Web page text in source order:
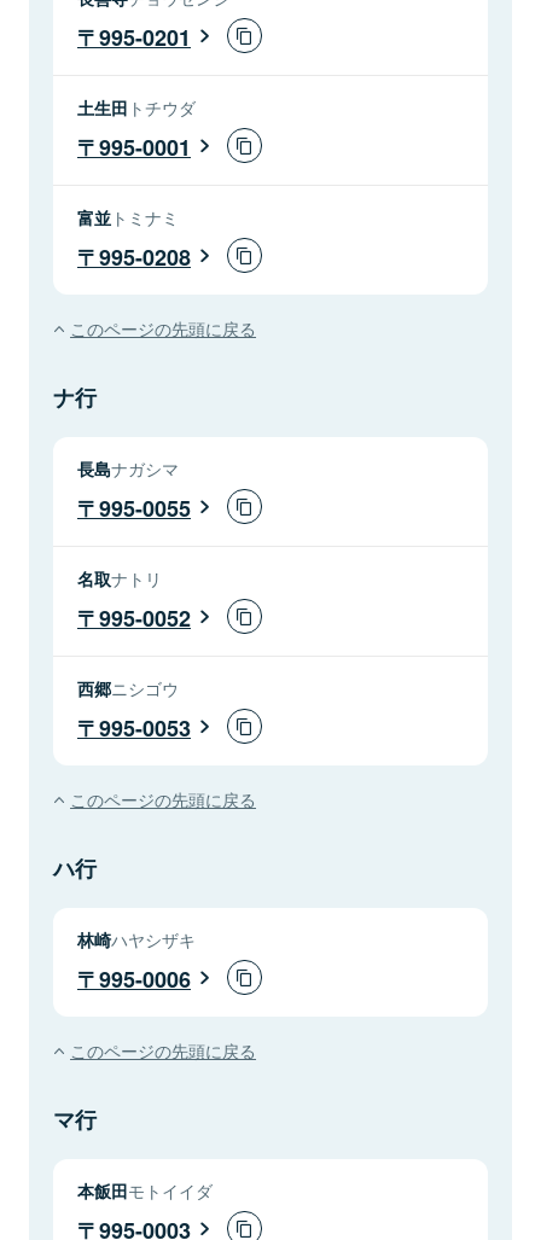
995-0201
土生田 トチウダ
995-0001
富並 トミナミ
995-0208
このページの先頭に戻る
ナ行
長島ナガシマ
995-0055
名取ナトリ
995-0052
西郷ニシゴウ
995-0053
このページの先頭に戻る
ハ行
林崎ハヤシザキ
995-0006
このページの先頭に戻る
マ行
本飯田モトイイダ
995-0003